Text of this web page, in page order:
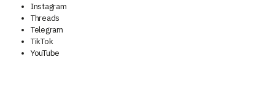
Instagram
Threads
Telegram
TikTok
YouTube